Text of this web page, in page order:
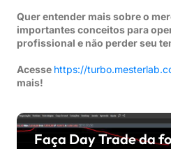
Quer entender mais sobre o
importantes conceitos para
profissional e não perder seu
Acesse https://
mais!
Faça Day Trade da